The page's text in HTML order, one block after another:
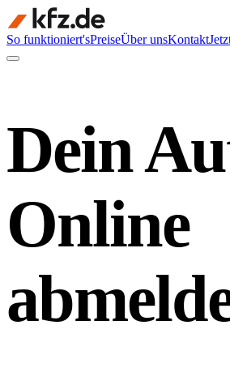
So funktioniert'sPreiseÜber unsKontakt
Dein
Online